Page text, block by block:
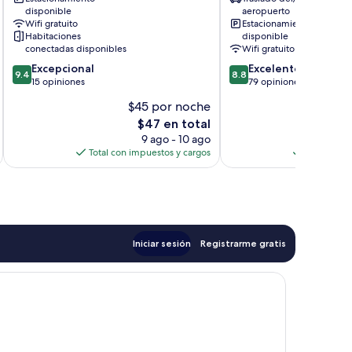
disponible
Wifi gratuito
Habitaciones
conectadas disponibles
9.4
de
9.4 Excepcional
15 opiniones
$45 por noche
El
precio
actual
es
$47 en total
9 ago - 10 ago
Total con impuestos y cargos
de
Búzios
aeropuerto
Estacionamiento
disponible
Wifi gratuito
8.8
de
8.8 Excelente
79 opiniones
Iniciar sesión Registrarme gratis